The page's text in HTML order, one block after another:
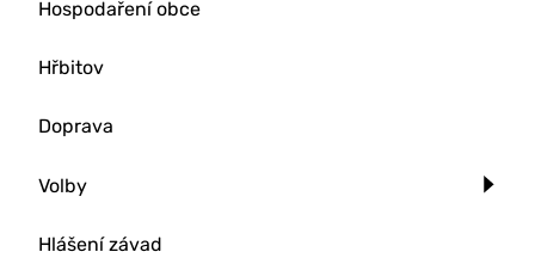
Hospodaření obce
Hřbitov
Doprava
Volby
Hlášení závad